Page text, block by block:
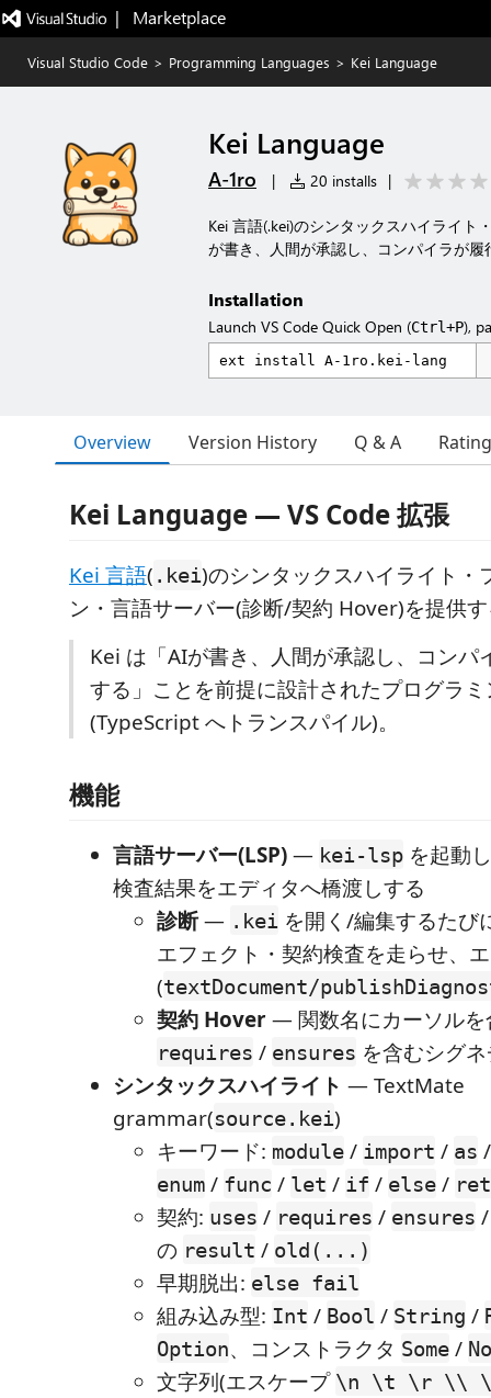
|   Marketplace
Visual Studio Code > Programming Languages > Kei Language
Kei Language
A-1ro | 20 installs |
Kei 言語(.kei)のシンタックスハイライ
が書き、人間が承認し、コンパイラが
Installation
Launch VS Code Quick Open (Ctrl+P),
Overview Version History Q & A
Kei Language — VS Code 拡張
Kei 言語( .kei)のシンタックスハイライト・
ン・言語サーバー(診断/契約 Hover)を提供
Kei は「AIが書き、人間が承認し、コンパ
する」ことを前提に設計されたプログラ
(TypeScript へトランスパイル)。
機能
言語サーバー(LSP)— kei-lsp を起動
検査結果をエディタへ橋渡しする
診断— .kei を開く/編集するたび
エフェクト・契約検査を走らせ、
(textDocument/
契約 Hover— 関数名にカーソル
requires / ensures を含むシグ
シンタックスハイライト — TextMate
grammar(source.kei)
キーワード: module / import / as
enum / func / let / if / else /
契約: uses / requires / ensures
の result / old(...)
早期脱出: else fail
組み込み型: Int / Bool / String /
Option、コンストラクタ Some /
文字列(エスケープ \n \t \r \\